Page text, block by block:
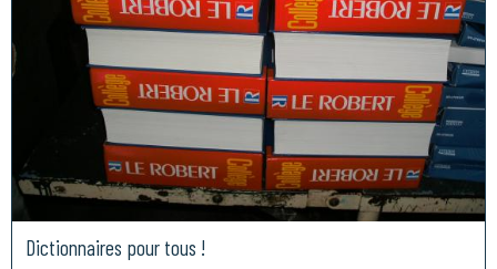
Dictionnaires pour tous !